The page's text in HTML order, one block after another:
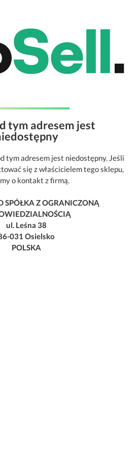
tym adresem jest
tym adresem jest niedostępny. Jeśli
się z właścicielem tego sklepu,
o kontakt z firmą.
SPÓŁKA Z OGRANICZONĄ
ul. Leśna 38
031 Osielsko
POLSKA